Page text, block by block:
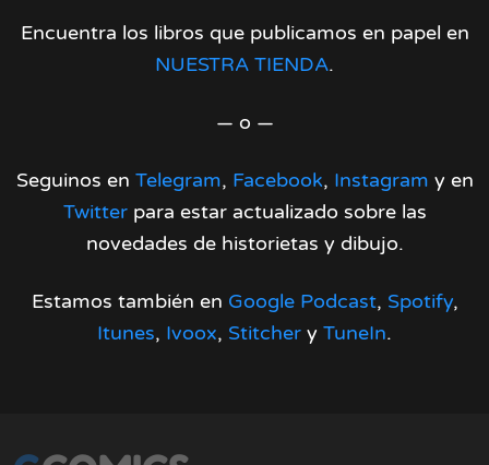
Encuentra los libros que publicamos en papel en
NUESTRA TIENDA.
— o —
Seguinos en Telegram, Facebook, Instagram y en
Twitterpara estar actualizado sobre las
novedades de historietas y dibujo.
Estamos también en Google Podcast, Spotify,
Itunes, Ivoox, Stitcher y TuneIn.